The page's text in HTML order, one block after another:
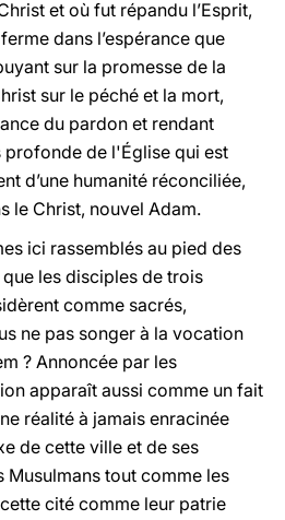
et où fut répandu l’Esprit,
dans l’espérance que
sur la promesse de la
sur le péché et la mort,
du pardon et rendant
profonde de l'Église qui est
d’une humanité réconciliée,
le Christ, nouvel Adam.
ici rassemblés au pied des
les disciples de trois
comme sacrés,
ne pas songer à la vocation
? Annoncée par les
apparaît aussi comme un fait
réalité à jamais enracinée
de cette ville et de ses
Musulmans tout comme les
cité comme leur patrie